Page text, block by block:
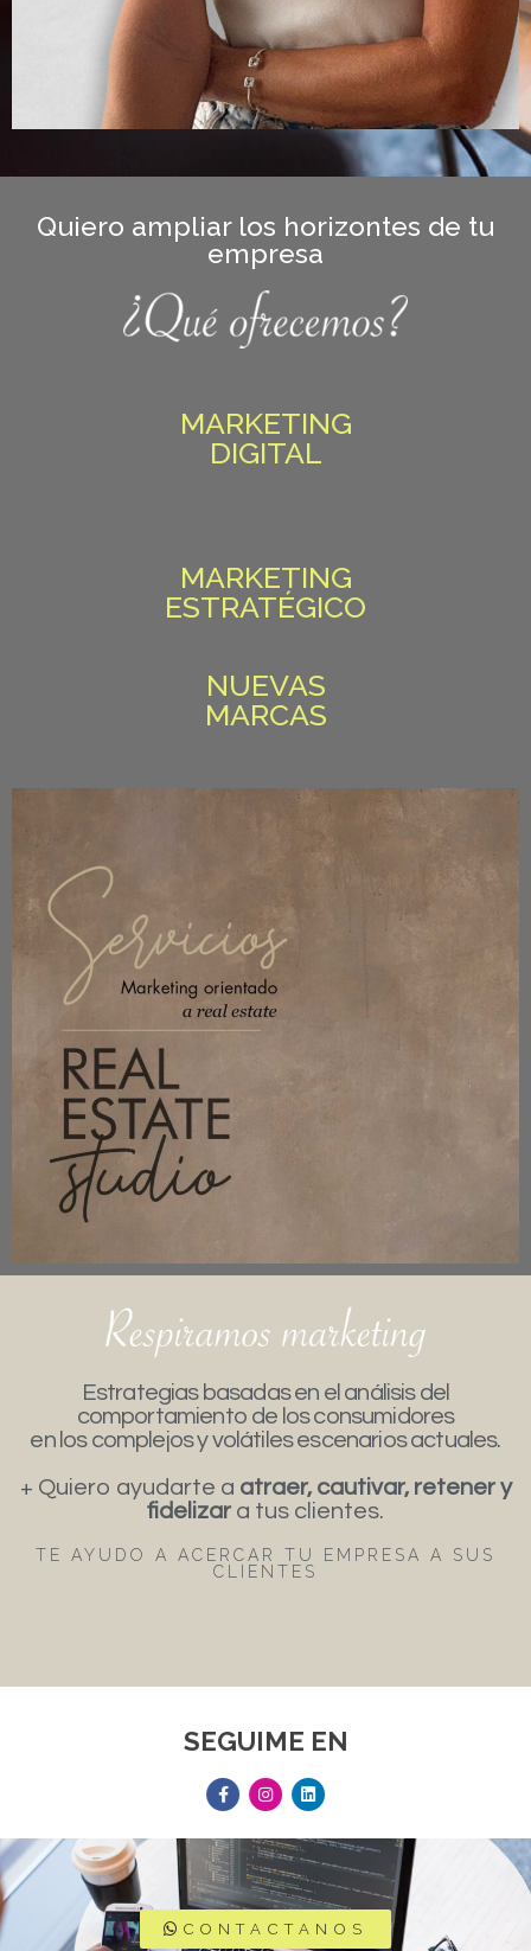
Quiero ampliar los horizontes de tu
empresa
MARKETING
DIGITAL
MARKETING
ESTRATÉGICO
NUEVAS
MARCAS
Estrategias basadas en el análisis del
comportamiento de los consumidores
en los complejos y volátiles escenarios actuales.
+ Quiero ayudarte a atraer, cautivar, retener y
fidelizar a tus clientes.
TE AYUDO A ACERCAR TU EMPRESA A SUS
CLIENTES
SEGUIME EN
CONTACTANOS